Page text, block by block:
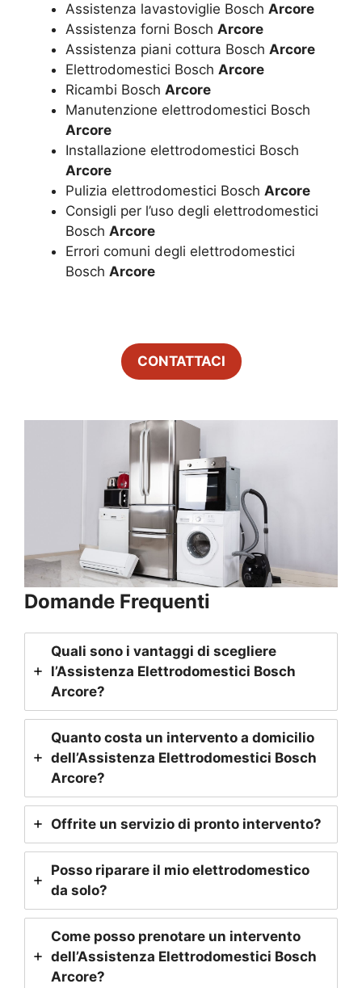
Assistenza lavastoviglie Bosch Arcore
Assistenza forni Bosch Arcore
Assistenza piani cottura Bosch Arcore
Elettrodomestici Bosch Arcore
Ricambi Bosch Arcore
Manutenzione elettrodomestici Bosch
Arcore
Installazione elettrodomestici Bosch
Arcore
Pulizia elettrodomestici Bosch Arcore
Consigli per l’uso degli elettrodomestici
Bosch Arcore
Errori comuni degli elettrodomestici
Bosch Arcore
CONTATTACI
Domande Frequenti
Quali sono i vantaggi di scegliere
l’Assistenza Elettrodomestici Bosch
Arcore?
Quanto costa un intervento a domicilio
dell’Assistenza Elettrodomestici Bosch
Arcore?
Offrite un servizio di pronto intervento?
Posso riparare il mio elettrodomestico
da solo?
Come posso prenotare un intervento
dell’Assistenza Elettrodomestici Bosch
Arcore?